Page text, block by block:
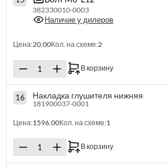
382330010-0003
Наличие у дилеров
Цена:20.00Кол. на схеме:2
В корзину
16 Накладка глушителя нижняя
181900037-0001
Цена:1596.00Кол. на схеме:1
В корзину